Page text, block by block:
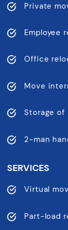
Private
Employee
Office
Move
Storage of
2-man
SERVICES
Virtual
Part-load